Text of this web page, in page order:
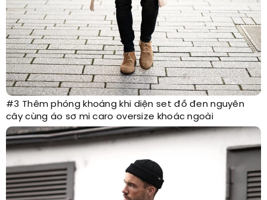
#3 Thêm phóng khoáng khi diện set đồ đen nguyên
cây cùng áo sơ mi caro oversize khoác ngoài